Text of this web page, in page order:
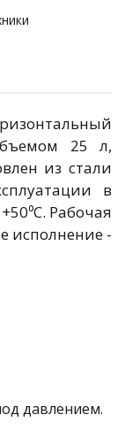
25 л,
из стали
в
Рабочая
исполнение -
давлением.